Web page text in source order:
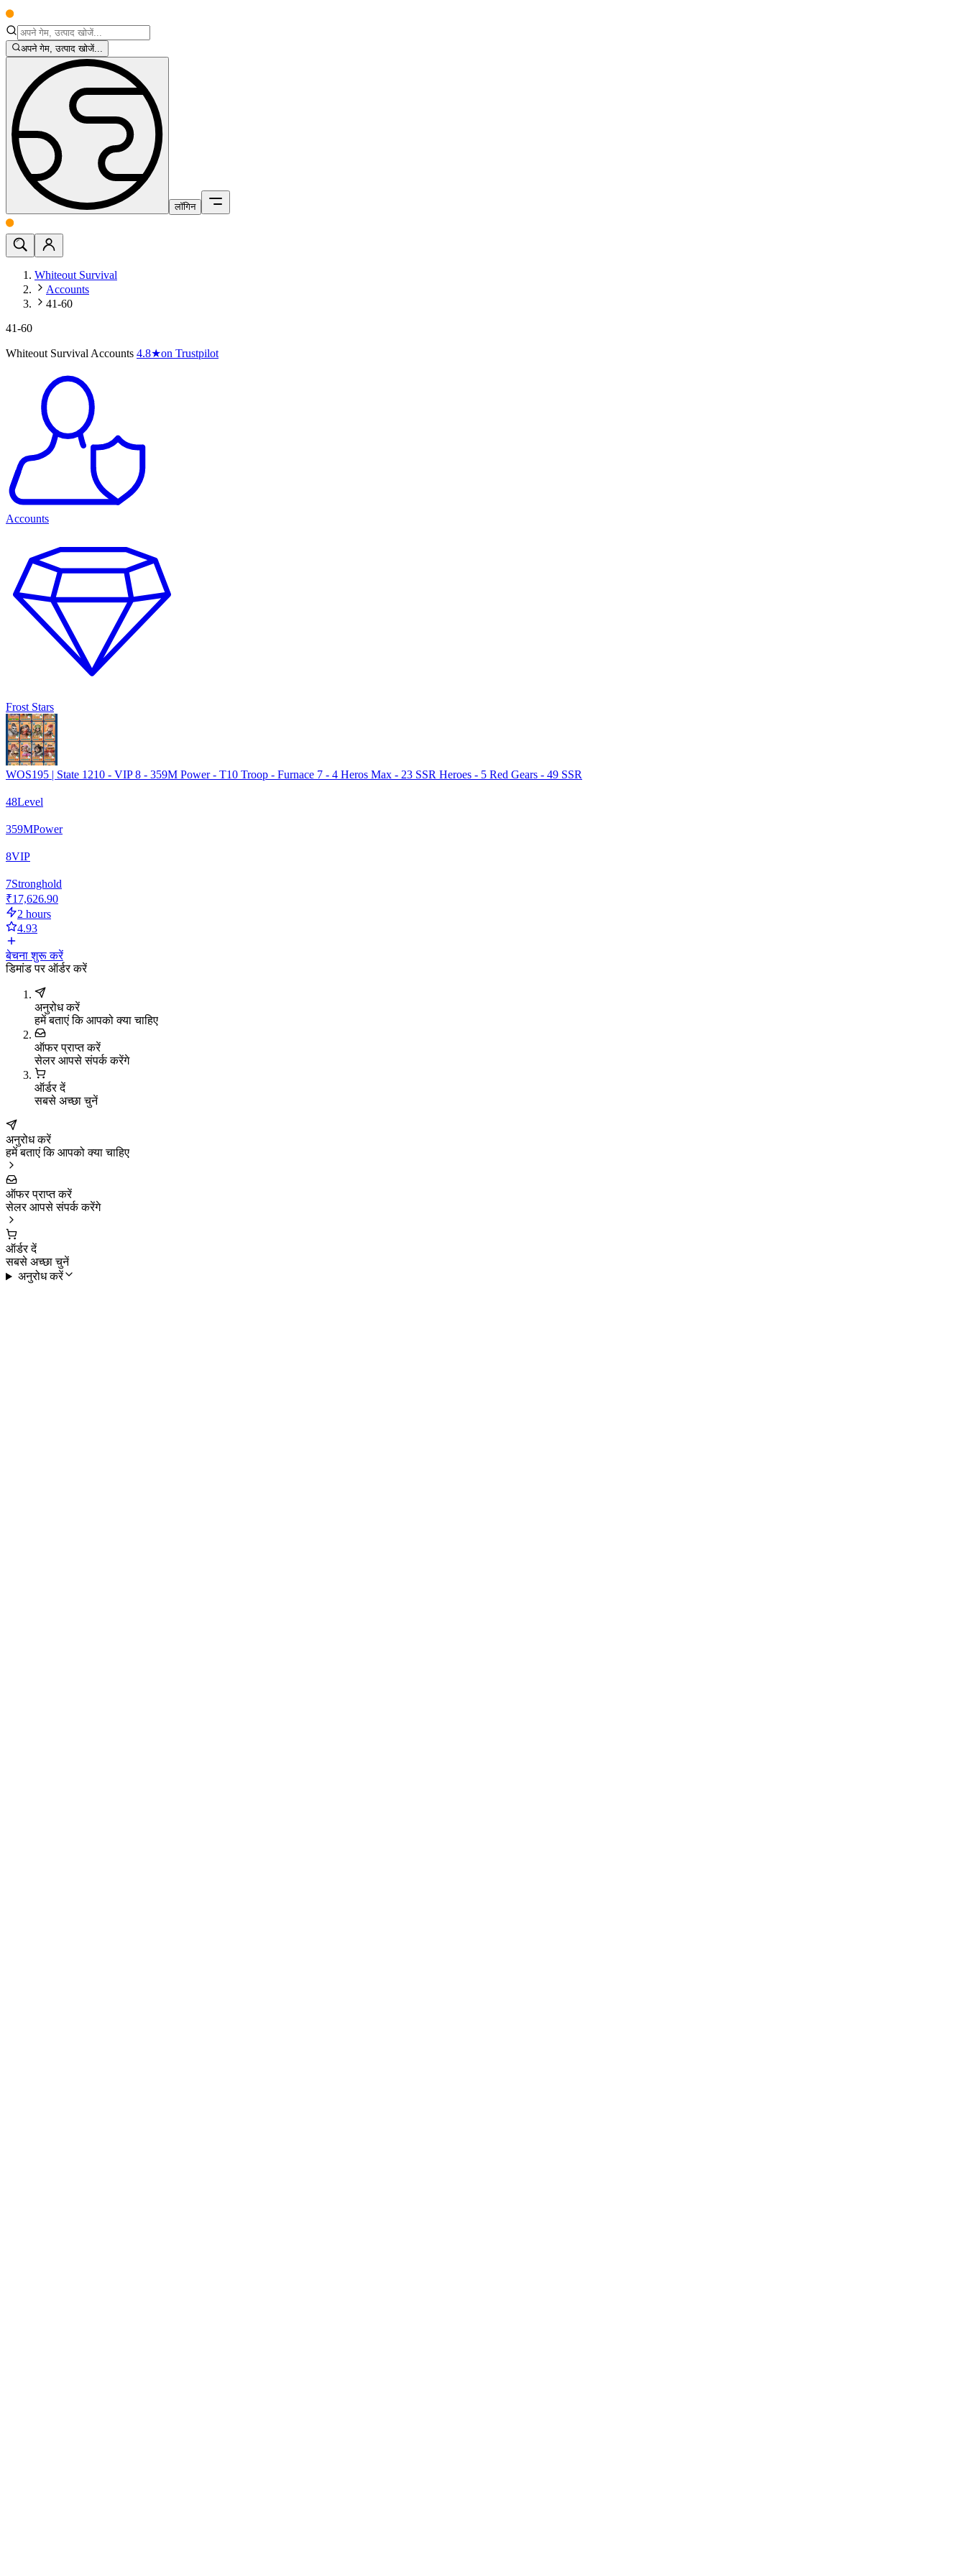
अपने गेम, उत्पाद खोजें...
लॉगिन
Whiteout Survival
Accounts
41-60
41-60
Whiteout Survival Accounts 4.8★on Trustpilot
Accounts
Frost Stars
WOS195 | State 1210 - VIP 8 - 359M Power - T10 Troop - Furnace 7 - 4 Heros Max - 23 SSR Heroes - 5 Red Gears - 49 SSR
48Level
359MPower
8VIP
7Stronghold
₹17,626.90
2 hours
4.93
बेचना शुरू करें
डिमांड पर ऑर्डर करें
अनुरोध करें
हमें बताएं कि आपको क्या चाहिए
ऑफर प्राप्त करें
सेलर आपसे संपर्क करेंगे
ऑर्डर दें
सबसे अच्छा चुनें
अनुरोध करें
हमें बताएं कि आपको क्या चाहिए
ऑफर प्राप्त करें
सेलर आपसे संपर्क करेंगे
ऑर्डर दें
सबसे अच्छा चुनें
अनुरोध करें